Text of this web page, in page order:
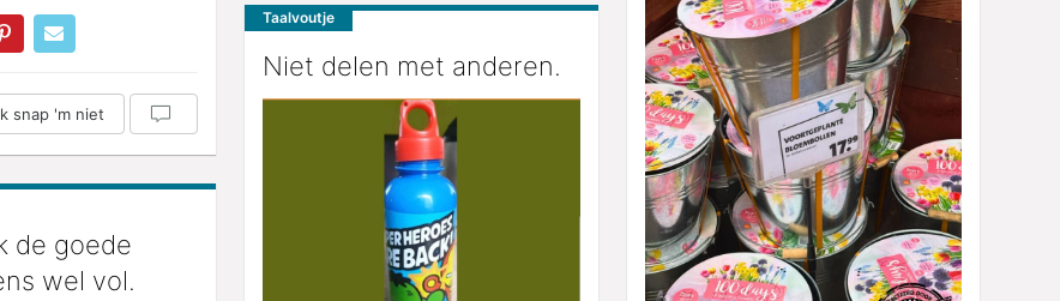
snap 'm niet
Taalvoutje
Niet delen met anderen.
de goede
wel vol.